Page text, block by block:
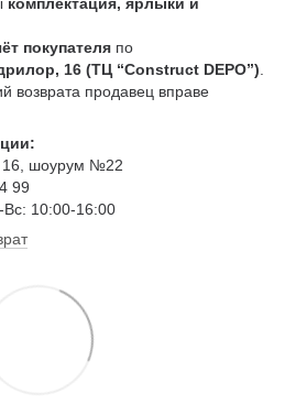
покупателя по
16 (ТЦ “Construct DEPO”)
возврата продавец вправе
16, шоурум №22
99
10:00-16:00